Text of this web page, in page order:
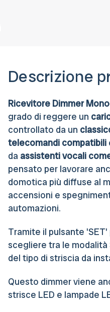
Descrizione
Ricevitore Dimmer
grado di reggere un
controllato da un
telecomandi compatibili
da assistenti vocali
pensato per lavorare
domotica più diffuse al
accensioni e
automazioni.
Tramite il pulsante
scegliere tra le modalità
del tipo di striscia da
Questo dimmer viene
strisce LED e lampade